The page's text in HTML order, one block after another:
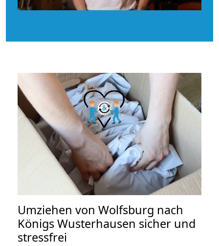
Umziehen von Wolfsburg nach
Königs Wusterhausen sicher und
stressfrei